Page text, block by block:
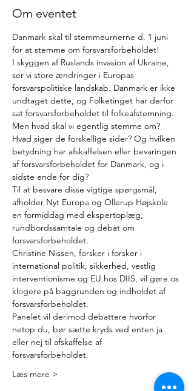
Om eventet
Danmark skal til stemmeurnerne d. 1 juni
for at stemme om forsvarsforbeholdet!
I skyggen af Ruslands invasion af Ukraine,
ser vi store ændringer i Europas
forsvarspolitiske landskab. Danmark er ikke
undtaget dette, og Folketinget har derfor
sat forsvarsforbeholdet til folkeafstemning.
Men hvad skal vi egentlig stemme om?
Hvad siger de forskellige sider? Og hvilken
betydning har afskaffelsen eller bevaringen
af forsvarsforbeholdet for Danmark, og i
sidste ende for dig?
Til at besvare disse vigtige spørgsmål,
afholder Nyt Europa og Ollerup Højskole
en formiddag med ekspertoplæg,
rundbordssamtale og debat om
forsvarsforbeholdet.
Christine Nissen, forsker i forsker i
international politik, sikkerhed, vestlig
interventionisme og EU hos DIIS, vil gøre os
klogere på baggrunden og indholdet af
forsvarsforbeholdet.
Panelet vil derimod debattere hvorfor
netop du, bør sætte kryds ved enten ja
eller nej til afskaffelse af
forsvarsforbeholdet.
Læs mere >